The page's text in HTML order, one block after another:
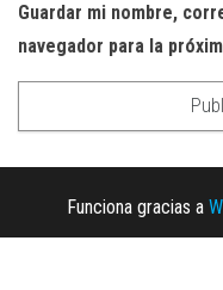
Guardar mi nombre,
navegador para la
Funciona gracias a